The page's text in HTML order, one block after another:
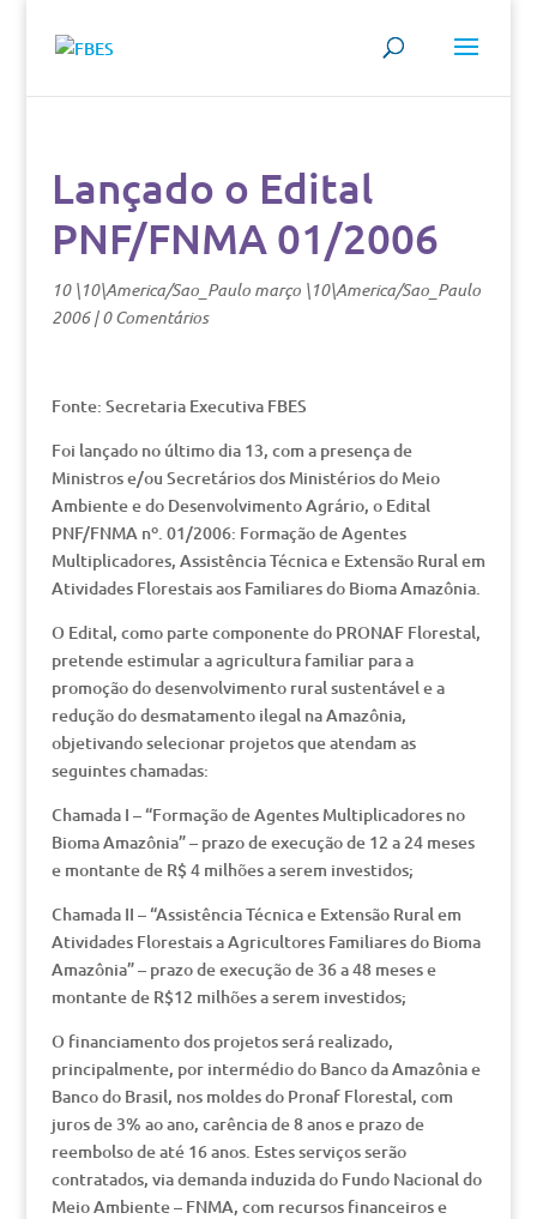
Lançado o Edital
PNF/FNMA 01/2006
10 \10\America/Sao_Paulo março \10\America/Sao_Paulo
2006|0 Comentários
Fonte: Secretaria Executiva FBES
Foi lançado no último dia 13, com a presença de
Ministros e/ou Secretários dos Ministérios do Meio
Ambiente e do Desenvolvimento Agrário, o Edital
PNF/FNMA nº. 01/2006: Formação de Agentes
Multiplicadores, Assistência Técnica e Extensão Rural em
Atividades Florestais aos Familiares do Bioma Amazônia.
O Edital, como parte componente do PRONAF Florestal,
pretende estimular a agricultura familiar para a
promoção do desenvolvimento rural sustentável e a
redução do desmatamento ilegal na Amazônia,
objetivando selecionar projetos que atendam as
seguintes chamadas:
Chamada I – “Formação de Agentes Multiplicadores no
Bioma Amazônia” – prazo de execução de 12 a 24 meses
e montante de R$ 4 milhões a serem investidos;
Chamada II – “Assistência Técnica e Extensão Rural em
Atividades Florestais a Agricultores Familiares do Bioma
Amazônia” – prazo de execução de 36 a 48 meses e
montante de R$12 milhões a serem investidos;
O financiamento dos projetos será realizado,
principalmente, por intermédio do Banco da Amazônia e
Banco do Brasil, nos moldes do Pronaf Florestal, com
juros de 3% ao ano, carência de 8 anos e prazo de
reembolso de até 16 anos. Estes serviços serão
contratados, via demanda induzida do Fundo Nacional do
Meio Ambiente – FNMA, com recursos financeiros e